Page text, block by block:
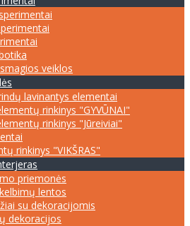
veiklos
lavinantys elementai
rinkinys "GYVŪNAI"
rinkinys "Jūreiviai"
rinkinys "VIKŠRAS"
priemonės
lentos
su dekoracijomis
dekoracijos